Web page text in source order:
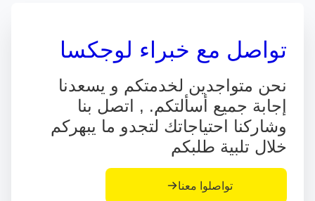
تواصل مع خبراء لوجكسا
نحن متواجدين لخدمتكم و يسعدنا
إجابة جميع أسألتكم. , اتصل بنا
وشاركنا احتياجاتك لتجدو ما يبهركم
خلال تلبية طلبكم
تواصلوا معنا